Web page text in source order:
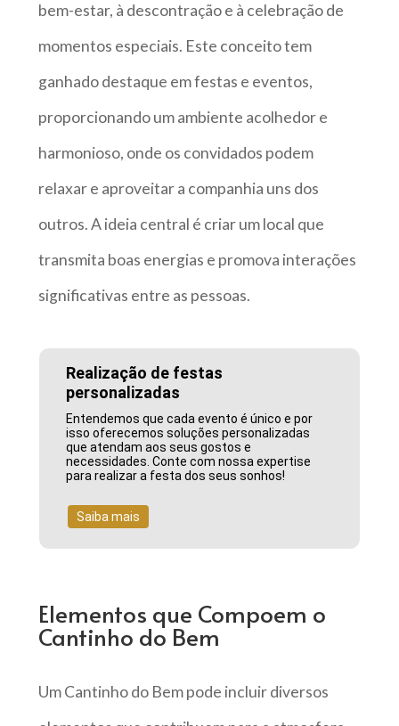
bem-estar, à descontração e à celebração de
momentos especiais. Este conceito tem
ganhado destaque em festas e eventos,
proporcionando um ambiente acolhedor e
harmonioso, onde os convidados podem
relaxar e aproveitar a companhia uns dos
outros. A ideia central é criar um local que
transmita boas energias e promova interações
significativas entre as pessoas.
Realização de festas
personalizadas
Entendemos que cada evento é único e por
isso oferecemos soluções personalizadas
que atendam aos seus gostos e
necessidades. Conte com nossa expertise
para realizar a festa dos seus sonhos!
Saiba mais
Elementos que Compoem o
Cantinho do Bem
Um Cantinho do Bem pode incluir diversos